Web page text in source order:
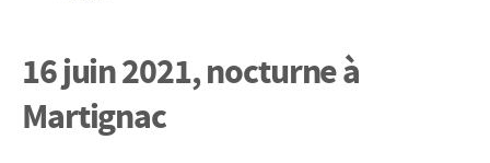
16 juin 2021, nocturne à
Martignac